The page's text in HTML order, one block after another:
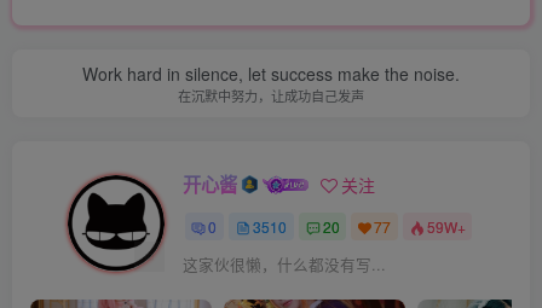
Work hard in silence, let success make the noise.
在沉默中努力，让成功自己发声
开心酱 关注
0 3510 20 77 59W+
这家伙很懒，什么都没有写...